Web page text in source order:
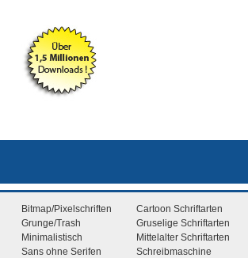
Bitmap/Pixelschriften Cartoon Schriftarten
Grunge/Trash Gruselige Schriftarten
Minimalistisch Mittelalter Schriftarten
Sans ohne Serifen Schreibmaschine